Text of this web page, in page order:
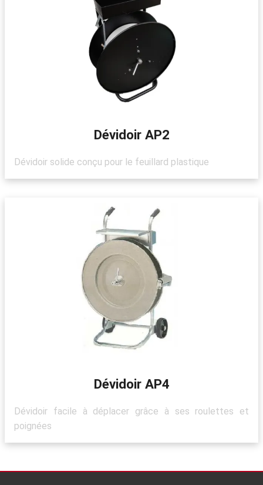
Dévidoir AP2
Dévidoir solide conçu pour le feuillard plastique
Dévidoir AP4
Dévidoir facile à déplacer grâce à ses roulettes et
poignées